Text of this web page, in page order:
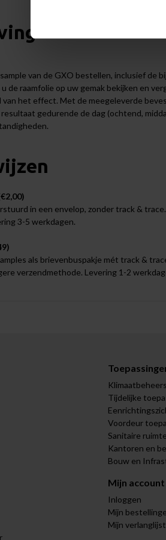
van de GXO bestellen, inclusief de
de raamfolie op uw gemak bekijken en
van het effect. Met de meegeleverde
gedurende de dag (ochtend,
in een envelop, zonder track &
3-5 werkdagen.
als brievenbuspakje mét track &
verzendmethode. Levering 1-2
Tijdelijke
Voordeur
Sanitaire
Kantoren en
Bouw en
Mijn account
Inloggen
Mijn
Mijn verlanglijst